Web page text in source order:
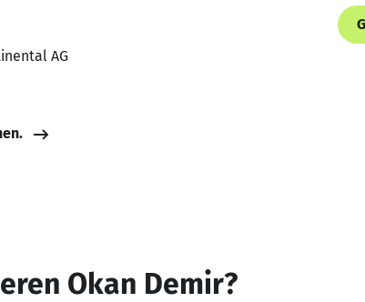
AG
Okan Demir?